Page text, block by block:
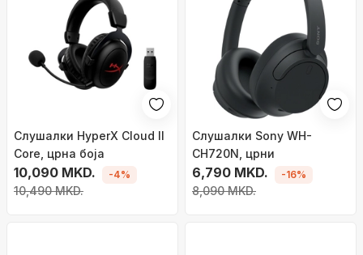
Слушалки HyperX Cloud II
Core, црна боја
10,090 MKD.
10,490 MKD.
-4%
Слушалки Sony WH-
CH720N, црни
6,790 MKD.
8,090 MKD.
-16%